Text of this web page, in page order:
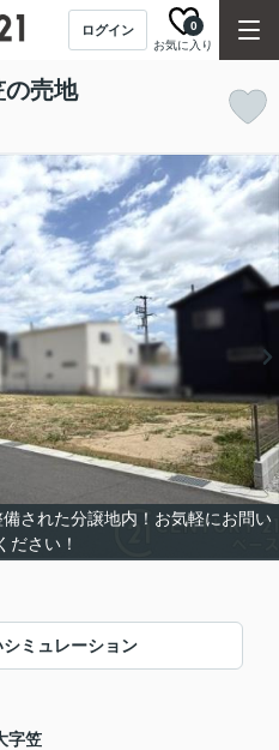
ログイン
お気に入り
0
の売地
された分譲地内！お気軽にお問い
ださい！
ミュレーション
字笠